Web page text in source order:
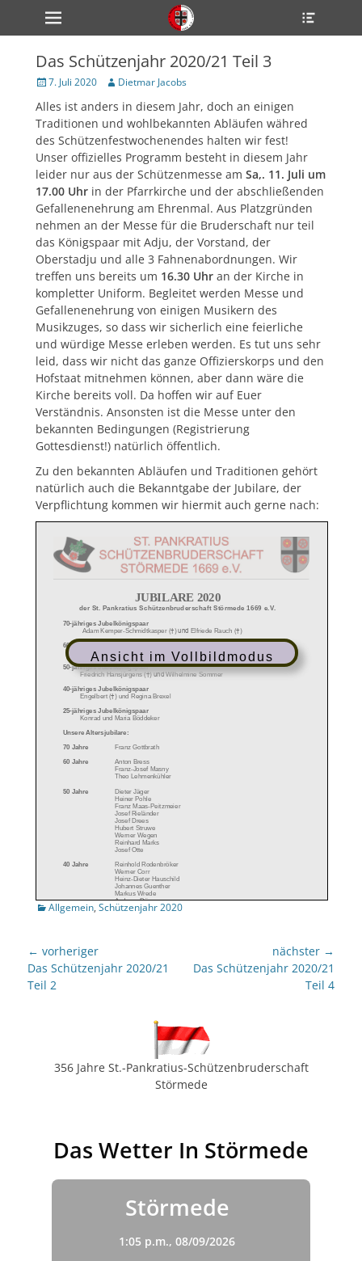
zum
Inhalt
Primärmenü
Das Schützenjahr 2020/21 Teil 3
Veröffentlicht
7. Juli 2020 Author
Dietmar Jacobs
Alles ist anders in diesem Jahr, doch an einigen
Traditionen und wohlbekannten Abläufen währed
des Schützenfestwochenendes halten wir fest!
Unser offizielles Programm besteht in diesem Jahr
leider nur aus der Schützenmesse am Sa,. 11. Juli um
17.00 Uhr in der Pfarrkirche und der abschließenden
Gefallenenehrung am Ehrenmal. Aus Platzgründen
nehmen an der Messe für die Bruderschaft nur teil
das Königspaar mit Adju, der Vorstand, der
Oberstadju und alle 3 Fahnenabordnungen. Wir
treffen uns bereits um 16.30 Uhr an der Kirche in
kompletter Uniform. Begleitet werden Messe und
Gefallenenehrung von einigen Musikern des
Musikzuges, so dass wir sicherlich eine feierliche
und würdige Messe erleben werden. Es tut uns sehr
leid, dass wir nicht das ganze Offizierskorps und den
Hofstaat mitnehmen können, aber dann wäre die
Kirche bereits voll. Da hoffen wir auf Euer
Verständnis. Ansonsten ist die Messe unter den
bekannten Bedingungen (Registrierung
Gottesdienst!) natürlich öffentlich.
Zu den bekannten Abläufen und Traditionen gehört
natürlich auch die Bekanntgabe der Jubilare, der
Verpflichtung kommen wir hiermit auch gerne nach:
Ansicht im Vollbildmodus
Kategorien
Allgemein, Schützenjahr 2020
Beitragsnavigation
← vorheriger
Vorheriger
Beitrag:
Das Schützenjahr 2020/21
Teil 2
nächster →
nächster
Das Schützenjahr 2020/21
Teil 4
356 Jahre St.-Pankratius-Schützenbruderschaft
Störmede
Das Wetter In Störmede
Störmede
1:05 p.m., 08/09/2026